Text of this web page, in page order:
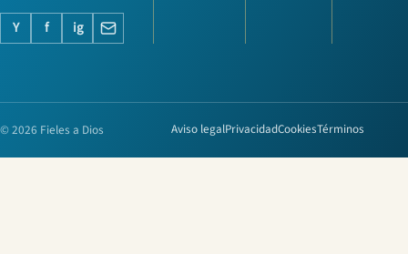
Y f ig
© 2026 Fieles a Dios Aviso legalPrivacidadCookiesTérminos